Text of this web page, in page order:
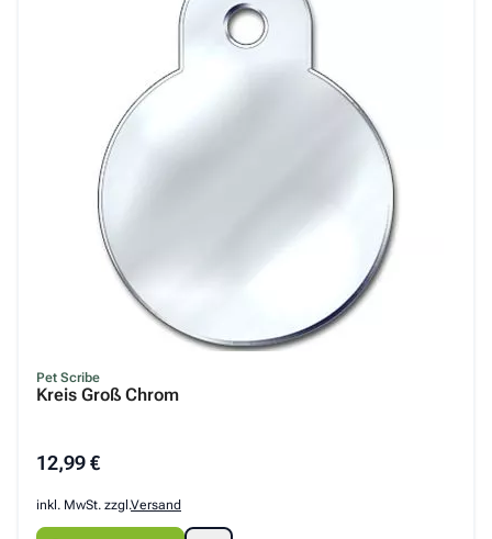
Pet Scribe
Kreis Groß Chrom
12,99 €
inkl. MwSt. zzgl.Versand